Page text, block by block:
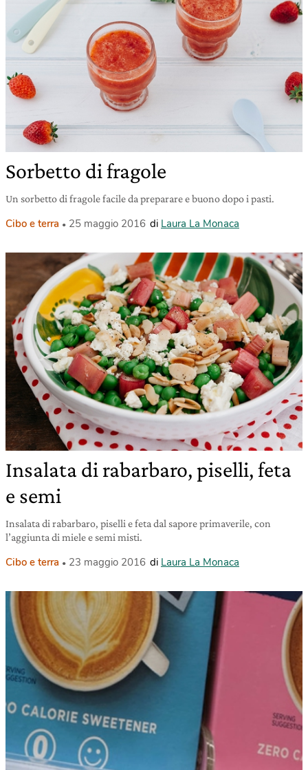
Sorbetto di fragole
Un sorbetto di fragole facile da preparare e buono dopo i pasti.
Cibo e terra 25 maggio 2016 di Laura La Monaca
Insalata di rabarbaro, piselli, feta
e semi
Insalata di rabarbaro, piselli e feta dal sapore primaverile, con
l’aggiunta di miele e semi misti.
Cibo e terra 23 maggio 2016 di Laura La Monaca